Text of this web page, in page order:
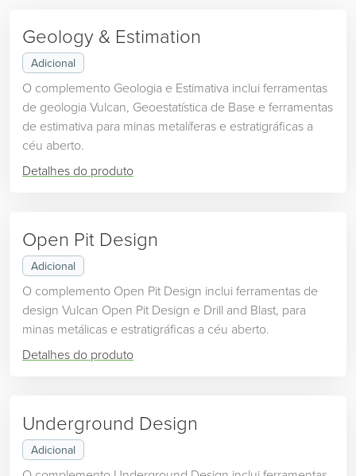
Geology & Estimation
Adicional
O complemento Geologia e Estimativa inclui ferramentas
de geologia Vulcan, Geoestatística de Base e ferramentas
de estimativa para minas metalíferas e estratigráficas a
céu aberto.
Detalhes do produto
Open Pit Design
Adicional
O complemento Open Pit Design inclui ferramentas de
design Vulcan Open Pit Design e Drill and Blast, para
minas metálicas e estratigráficas a céu aberto.
Detalhes do produto
Underground Design
Adicional